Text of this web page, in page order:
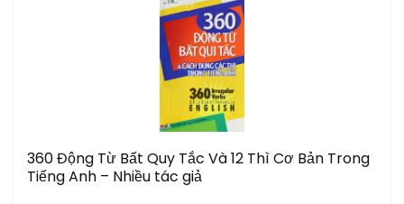
360 Động Từ Bất Quy Tắc Và 12 Thì Cơ Bản Trong
Tiếng Anh – Nhiều tác giả